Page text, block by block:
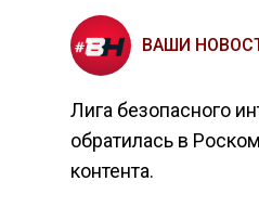
ВАШИ
Лига безопасного
обратилась в
контента.